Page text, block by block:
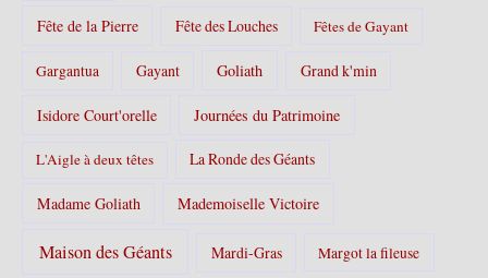
Fête de la Pierre Fête des Louches Fêtes de Gayant
Gargantua Gayant Goliath Grand k'min
Isidore Court'orelle Journées du Patrimoine
L'Aigle à deux têtes La Ronde des Géants
Madame Goliath Mademoiselle Victoire
Maison des Géants Mardi-Gras Margot la fileuse